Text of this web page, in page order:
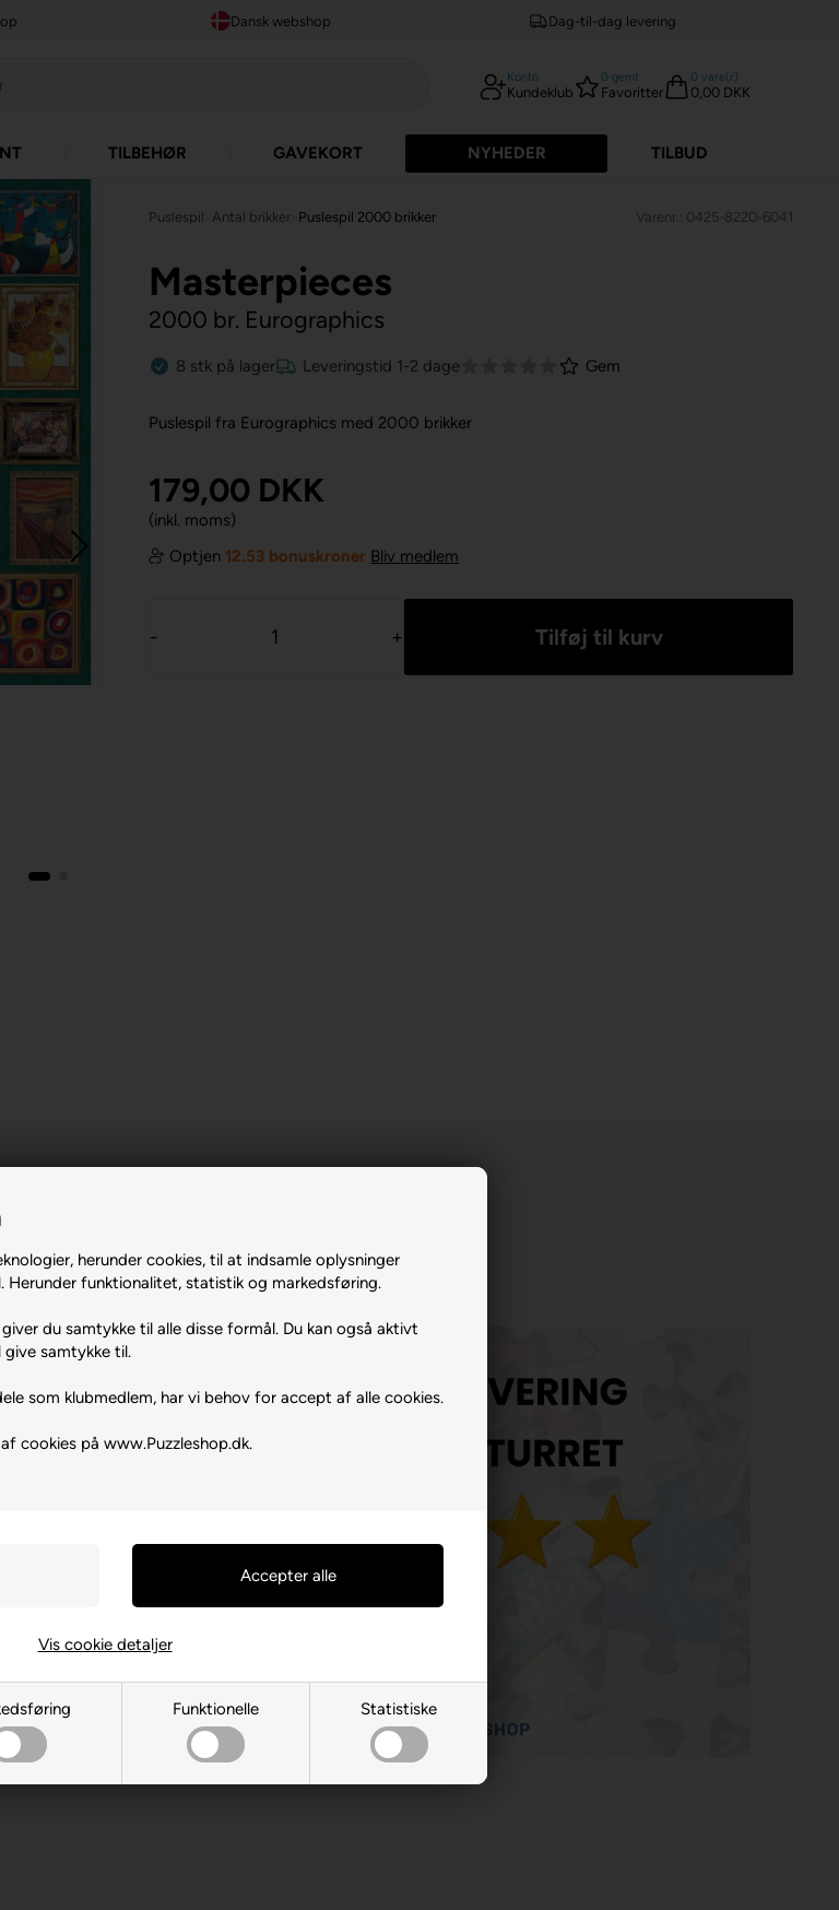
herunder cookies, til at indsamle oplysninger
Herunder funktionalitet, statistik og markedsføring.
du samtykke til alle disse formål. Du kan også aktivt
give samtykke til.
som klubmedlem, har vi behov for accept af alle cookies.
cookies på www.Puzzleshop.dk.
Funktionelle Statistiske
Vis cookie detaljer
Dansk webshop Dag-til-dag levering
Konto
Kundeklub
0 gemt
Favoritter
0 vare(r)
0,00 DKK
TILBEHØR GAVEKORT NYHEDER TILBUD
Puslespil Antal brikker Puslespil 2000 brikker Varenr.: 0425-8220-6041
Masterpieces
2000 br. Eurographics
8 stk på lager Leveringstid 1-2 dage Gem
Puslespil fra Eurographics med 2000 brikker
179,00 DKK
(inkl. moms)
Optjen 12.53 bonuskroner Bliv medlem
- +